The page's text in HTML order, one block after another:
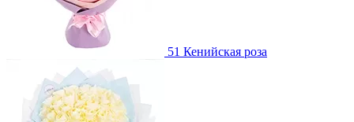
51 Кенийская роза